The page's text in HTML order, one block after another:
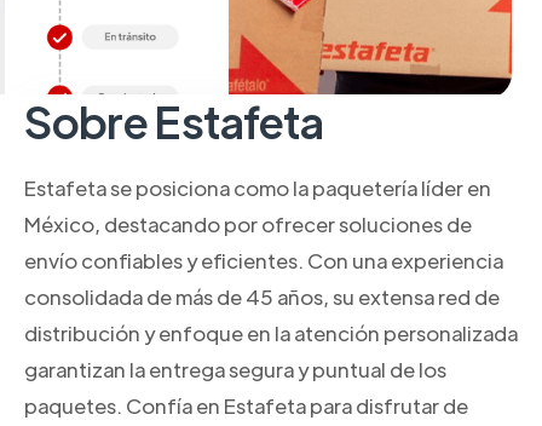
Sobre Estafeta
Estafeta se posiciona como la paquetería líder en
México, destacando por ofrecer soluciones de
envío confiables y eficientes. Con una experiencia
consolidada de más de 45 años, su extensa red de
distribución y enfoque en la atención personalizada
garantizan la entrega segura y puntual de los
paquetes. Confía en Estafeta para disfrutar de